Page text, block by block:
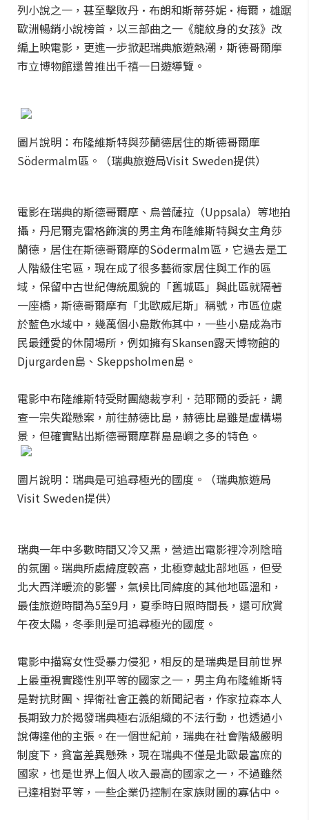
列小說之一，甚至擊敗丹·布朗和斯蒂芬妮·梅爾，雄踞
歐洲暢銷小說榜首，以三部曲之一《龍紋身的女孩》改
編上映電影，更進一步掀起瑞典旅遊熱潮，斯德哥爾摩
市立博物館還曾推出千禧一日遊導覽。
圖片說明：布隆維斯特與莎蘭德居住的斯德哥爾摩
Södermalm區。（瑞典旅遊局Visit Sweden提供）
電影在瑞典的斯德哥爾摩、烏普薩拉（Uppsala）等地拍
攝，丹尼爾克雷格飾演的男主角布隆維斯特與女主角莎
蘭德，居住在斯德哥爾摩的Södermalm區，它過去是工
人階級住宅區，現在成了很多藝術家居住與工作的區
域，保留中古世紀傳統風貌的「舊城區」與此區就隔著
一座橋，斯德哥爾摩有「北歐威尼斯」稱號，市區位處
於藍色水域中，幾萬個小島散佈其中，一些小島成為市
民最鍾愛的休閒場所，例如擁有Skansen露天博物館的
Djurgarden島、Skeppsholmen島。
電影中布隆維斯特受財團總裁亨利．范耶爾的委託，調
查一宗失蹤懸案，前往赫德比島，赫德比島雖是虛構場
景，但確實點出斯德哥爾摩群島島嶼之多的特色。
圖片說明：瑞典是可追尋極光的國度。（瑞典旅遊局
Visit Sweden提供）
瑞典一年中多數時間又冷又黑，營造出電影裡冷冽陰暗
的氛圍。瑞典所處緯度較高，北極穿越北部地區，但受
北大西洋暖流的影響，氣候比同緯度的其他地區溫和，
最佳旅遊時間為5至9月，夏季時日照時間長，還可欣賞
午夜太陽，冬季則是可追尋極光的國度。
電影中描寫女性受暴力侵犯，相反的是瑞典是目前世界
上最重視實踐性別平等的國家之一，男主角布隆維斯特
是對抗財團、捍衛社會正義的新聞記者，作家拉森本人
長期致力於揭發瑞典極右派組織的不法行動，也透過小
說傳達他的主張。在一個世紀前，瑞典在社會階級嚴明
制度下，貧富差異懸殊，現在瑞典不僅是北歐最富庶的
國家，也是世界上個人收入最高的國家之一，不過雖然
已達相對平等，一些企業仍控制在家族財團的寡佔中。